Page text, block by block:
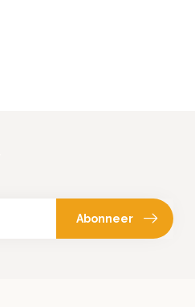
Abonneer